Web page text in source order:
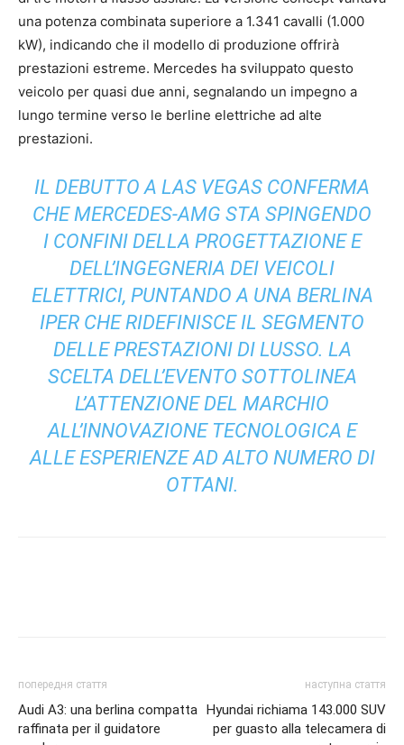
una potenza combinata superiore a 1.341 cavalli (1.000
kW), indicando che il modello di produzione offrirà
prestazioni estreme. Mercedes ha sviluppato questo
veicolo per quasi due anni, segnalando un impegno a
lungo termine verso le berline elettriche ad alte
prestazioni.
IL DEBUTTO A LAS VEGAS CONFERMA
CHE MERCEDES-AMG STA SPINGENDO
I CONFINI DELLA PROGETTAZIONE E
DELL’INGEGNERIA DEI VEICOLI
ELETTRICI, PUNTANDO A UNA BERLINA
IPER CHE RIDEFINISCE IL SEGMENTO
DELLE PRESTAZIONI DI LUSSO. LA
SCELTA DELL’EVENTO SOTTOLINEA
L’ATTENZIONE DEL MARCHIO
ALL’INNOVAZIONE TECNOLOGICA E
ALLE ESPERIENZE AD ALTO NUMERO DI
OTTANI.
попередня стаття
Audi A3: una berlina compatta
raffinata per il guidatore
наступна стаття
Hyundai richiama 143.000 SUV
per guasto alla telecamera di